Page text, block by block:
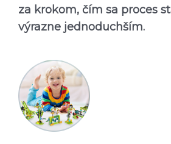
za krokom, čím sa proces
výrazne jednoduchším.